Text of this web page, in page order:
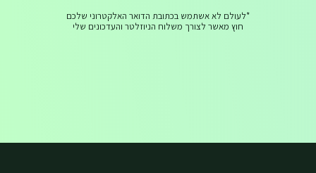
*לעולם לא אשתמש בכתובת הדואר האלקטרוני שלכם
חוץ מאשר לצורך משלוח הניוזלטר והעדכונים שלי